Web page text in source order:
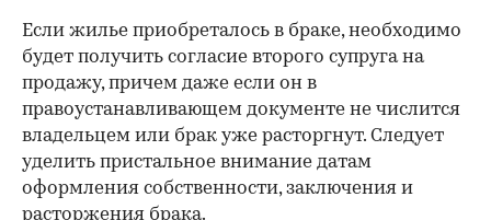
Если жилье приобреталось в браке, необходимо
будет получить согласие второго супруга на
продажу, причем даже если он в
правоустанавливающем документе не числится
владельцем или брак уже расторгнут. Следует
уделить пристальное внимание датам
оформления собственности, заключения и
расторжения брака.